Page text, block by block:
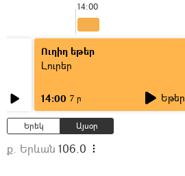
14:00
Ուղիղ եթեր
Լուրեր
14:00 7 ր Եթեր
Երեկ Այսօր
ք. Երևան 106.0